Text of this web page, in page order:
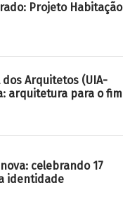
Projeto Habitação
Arquitetos (UIA-
arquitetura para o fim
celebrando 17
identidade